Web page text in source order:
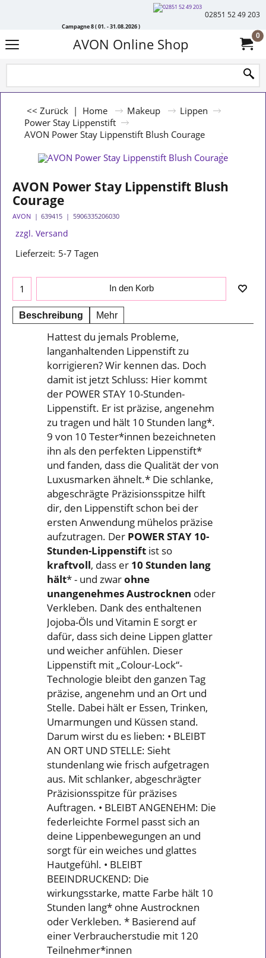
Campagne 8 ( 01. - 31.08.2026 )
02851 52 49 203
AVON Online Shop 0
<< Zurück | Home Makeup
Lippen
Power Stay Lippenstift
AVON Power Stay Lippenstift Blush Courage
AVON Power Stay Lippenstift Blush
Courage
AVON 639415 5906335206030
zzgl. Versand
Lieferzeit: 5-7 Tagen
In den Korb
Beschreibung Mehr
Hattest du jemals Probleme,
langanhaltenden Lippenstift zu
korrigieren? Wir kennen das. Doch
damit ist jetzt Schluss: Hier kommt
der POWER STAY 10-Stunden-
Lippenstift. Er ist präzise, angenehm
zu tragen und hält 10 Stunden lang*.
9 von 10 Tester*innen bezeichneten
ihn als den perfekten Lippenstift*
und fanden, dass die Qualität der von
Luxusmarken ähnelt.* Die schlanke,
abgeschrägte Präzisionsspitze hilft
dir, den Lippenstift schon bei der
ersten Anwendung mühelos präzise
aufzutragen. Der POWER STAY 10-
Stunden-Lippenstift ist so
kraftvoll, dass er 10 Stunden lang
hält* - und zwarohne
unangenehmes Austrocknen oder
Verkleben. Dank des enthaltenen
Jojoba-Öls und Vitamin E sorgt er
dafür, dass sich deine Lippen glatter
und weicher anfühlen. Dieser
Lippenstift mit „Colour-Lock“-
Technologie bleibt den ganzen Tag
präzise, angenehm und an Ort und
Stelle. Dabei hält er Essen, Trinken,
Umarmungen und Küssen stand.
Darum wirst du es lieben: • BLEIBT
AN ORT UND STELLE: Sieht
stundenlang wie frisch aufgetragen
aus. Mit schlanker, abgeschrägter
Präzisionsspitze für präzises
Auftragen. • BLEIBT ANGENEHM: Die
federleichte Formel passt sich an
deine Lippenbewegungen an und
sorgt für ein weiches und glattes
Hautgefühl. • BLEIBT
BEEINDRUCKEND: Die
wirkungsstarke, matte Farbe hält 10
Stunden lang* ohne Austrocknen
oder Verkleben. * Basierend auf
einer Verbraucherstudie mit 120
Teilnehmer*innen